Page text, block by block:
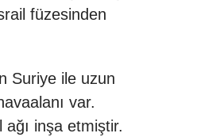
füzesinden
Suriye ile uzun
var.
inşa etmiştir.